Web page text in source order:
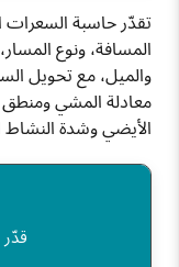
تقدّر حاسبة السعرات
المسافة، ونوع
الأيضي وشدة النشاط